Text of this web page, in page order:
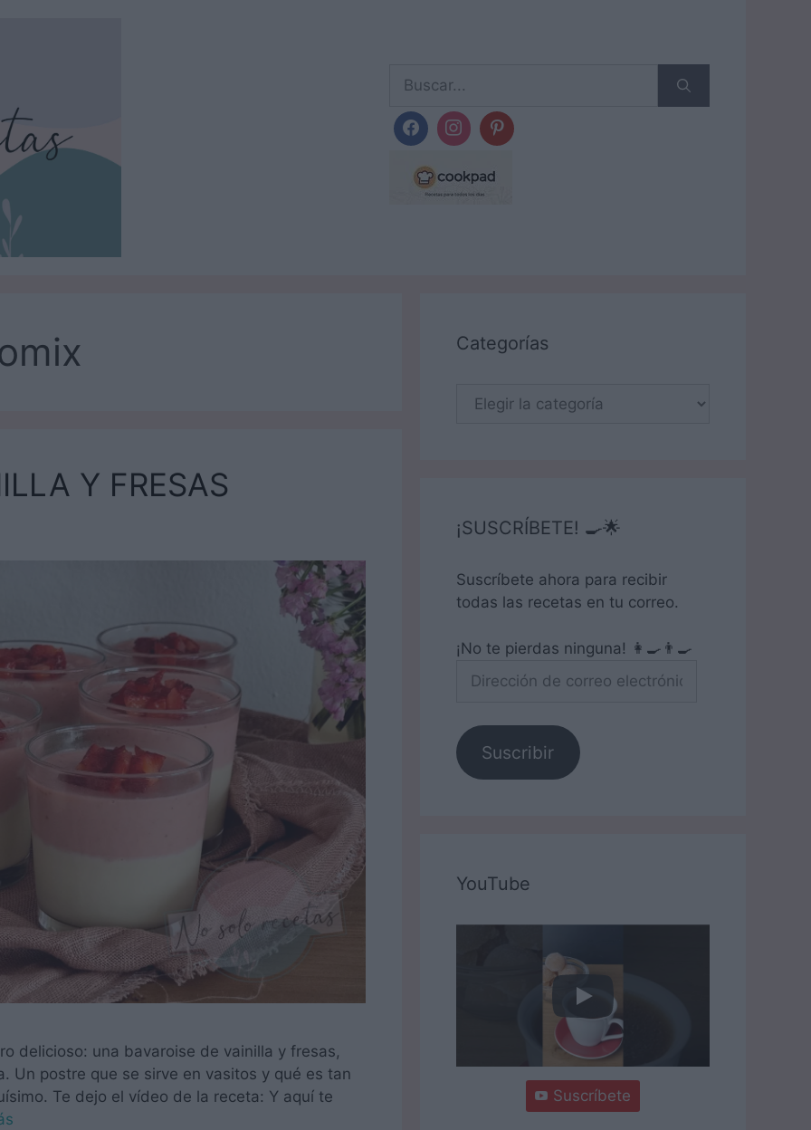
Y FRESAS
delicioso: una bavaroise de vainilla y fresas,
Un postre que se sirve en vasitos y qué es tan
Te dejo el vídeo de la receta: Y aquí te
Categorías
Categorías
¡SUSCRÍBETE! 🍳🌟
Suscríbete ahora para recibir
todas las recetas en tu correo.
¡No te pierdas ninguna! 👩‍🍳👨‍🍳
de
electrónico
Suscribir
YouTube
Suscríbete